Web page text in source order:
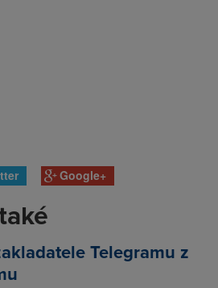
Google+
Telegramu z